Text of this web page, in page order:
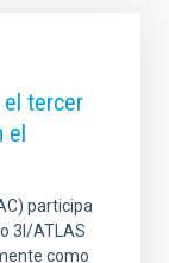
el tercer
el
participa
3I/ATLAS
como